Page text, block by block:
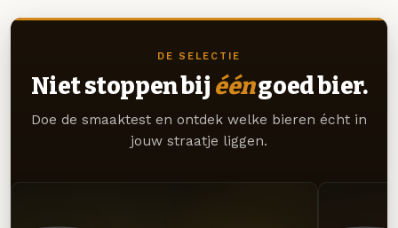
DE SELECTIE
Niet stoppen bij ééngoed bier.
Doe de smaaktest en ontdek welke bieren écht in
jouw straatje liggen.